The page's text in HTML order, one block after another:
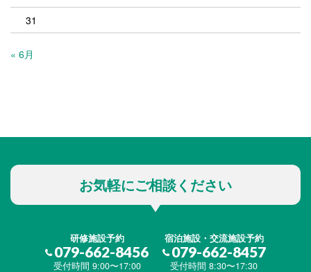
31
« 6月
お気軽にご相談ください
研修施設予約
079-662-8456
受付時間 9:00〜17:00
宿泊施設・交流施設予約
079-662-8457
受付時間 8:30〜17:30